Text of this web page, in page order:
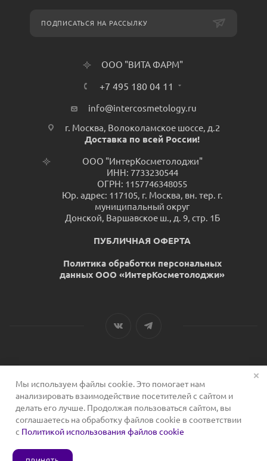
ПОДПИСАТЬСЯ НА РАССЫЛКУ
ООО "ВИТА ФАРМ"
+7 495 180 04 11
info@intercosmetology.ru
г. Москва, Волоколамское шоссе, д.2
Доставка по всей России!
ООО "ИнтерКосметолоджи"
ИНН: 7733230544
ОГРН: 1157746348055
Юр. адрес: 117105, г. Москва, вн. тер. г.
муниципальный округ
Донской, Варшавское ш., д. 9, стр. 1Б
ПУБЛИЧНАЯ ОФЕРТА
Политика обработки персональных
данных ООО «ИнтерКосметолоджи»
2026 © Сервис для косметологов
Мы используем файлы cookie. Это помогает нам
анализировать взаимодействие посетителей с сайтом и
делать его лучше. Продолжая пользоваться сайтом, вы
соглашаетесь на обработку файлов cookie в соответствии
с Политикой использования файлов cookie